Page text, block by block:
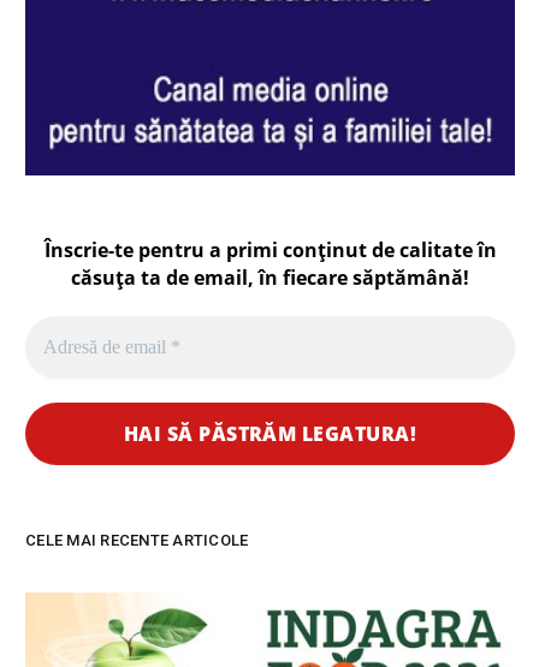
Înscrie-te pentru a primi conținut de calitate în
căsuța ta de email, în fiecaresăptămână!
CELE MAI RECENTE ARTICOLE